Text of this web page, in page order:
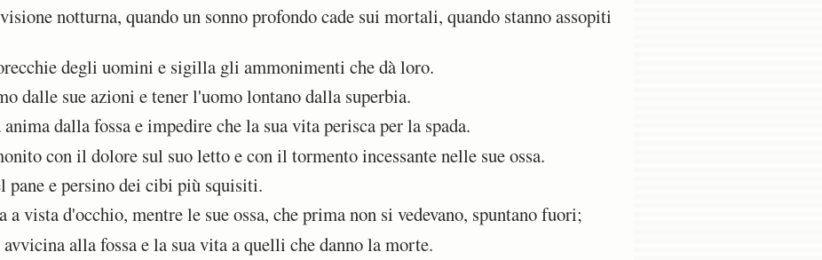
notturna, quando un sonno profondo cade sui mortali, quando stanno assopiti
degli uomini e sigilla gli ammonimenti che dà loro.
dalle sue azioni e tener l'uomo lontano dalla superbia.
dalla fossa e impedire che la sua vita perisca per la spada.
con il dolore sul suo letto e con il tormento incessante nelle sue ossa.
pane e persino dei cibi più squisiti.
a vista d'occhio, mentre le sue ossa, che prima non si vedevano, spuntano fuori;
alla fossa e la sua vita a quelli che danno la morte.